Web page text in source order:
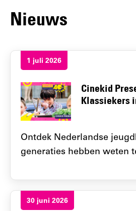
Nieuws
1 juli 2026
Cinekid
Klassiekers
Ontdek Nederlandse
generaties hebben weten
30 juni 2026